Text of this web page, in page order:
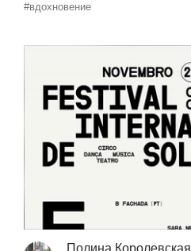
#вдохновение
Полина Королевская